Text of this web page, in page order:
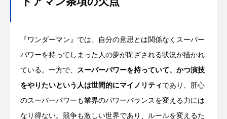
『ワンダーマン』では、自分の意思とは関係なくスーパー
パワーを持ってしまった人の夢が閉ざされる状況が描かれ
ている。一方で、 スーパーパワーを持っていて、かつ演技
をやりたいという人は世間的にマイノリティ であり、肝心
のスーパーパワーも業界のパワーバランスを変える力には
なり得ない。競争も激しい世界であり、ルールを変えるた